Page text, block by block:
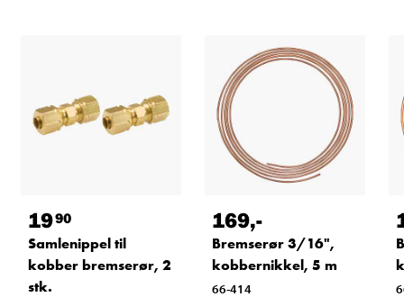
1990
Samlenippel til
kobber bremserør, 2
stk.
169,-
Bremserør 3/16",
kobbernikkel, 5 m
66-414